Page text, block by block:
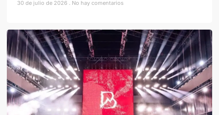
30 de julio de 2026 No hay comentarios